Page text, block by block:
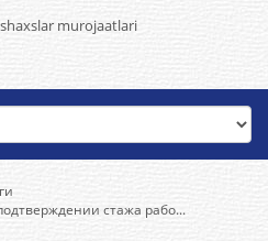
murojaatlari
стажа рабо...